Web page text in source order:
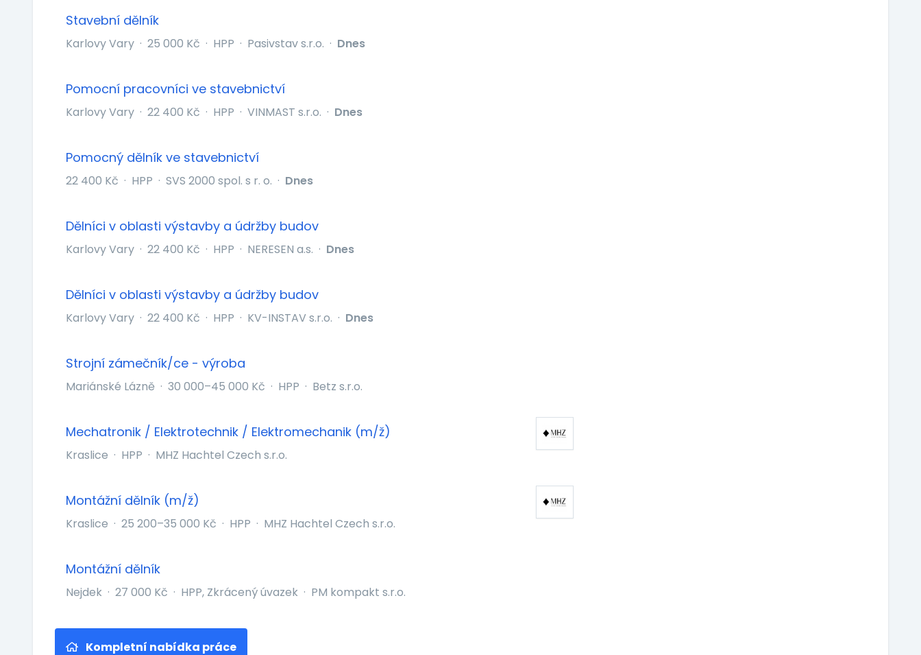
Stavební dělník
Karlovy Vary · 25 000 Kč · HPP · Pasivstav s.r.o. · Dnes
Pomocní pracovníci ve stavebnictví
Karlovy Vary · 22 400 Kč · HPP · VINMAST s.r.o. · Dnes
Pomocný dělník ve stavebnictví
22 400 Kč · HPP · SVS 2000 spol. s r. o. · Dnes
Dělníci v oblasti výstavby a údržby budov
Karlovy Vary · 22 400 Kč · HPP · NERESEN a.s. · Dnes
Dělníci v oblasti výstavby a údržby budov
Karlovy Vary · 22 400 Kč · HPP · KV-INSTAV s.r.o. · Dnes
Strojní zámečník/ce - výroba
Mariánské Lázně · 30 000–45 000 Kč · HPP · Betz s.r.o.
Mechatronik / Elektrotechnik / Elektromechanik (m/ž)
Kraslice · HPP · MHZ Hachtel Czech s.r.o.
Montážní dělník (m/ž)
Kraslice · 25 200–35 000 Kč · HPP · MHZ Hachtel Czech s.r.o.
Montážní dělník
Nejdek · 27 000 Kč · HPP, Zkrácený úvazek · PM kompakt s.r.o.
Kompletní nabídka práce